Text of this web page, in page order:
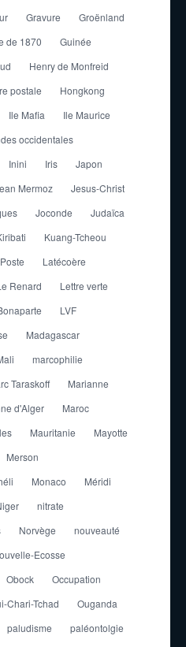
Gravure
Groënland
de 1870
Guinée
Henry de Monfreid
postale
Hongkong
Ile Mafia
Ile Maurice
occidentales
Inini Iris
Japon
Mermoz
Jesus-Christ
Joconde
Judaïca
Kuang-Tcheou
Latécoère
Renard
Lettre verte
LVF
Madagascar
marcophilie
Taraskoff
Marianne
d'Alger
Maroc
Mauritanie
Mayotte
Merson
Monaco
Méridi
nitrate
Norvège
nouveauté
Ecosse
Obock
Occupation
Chari-Tchad
Ouganda
paludisme
paléontolgie